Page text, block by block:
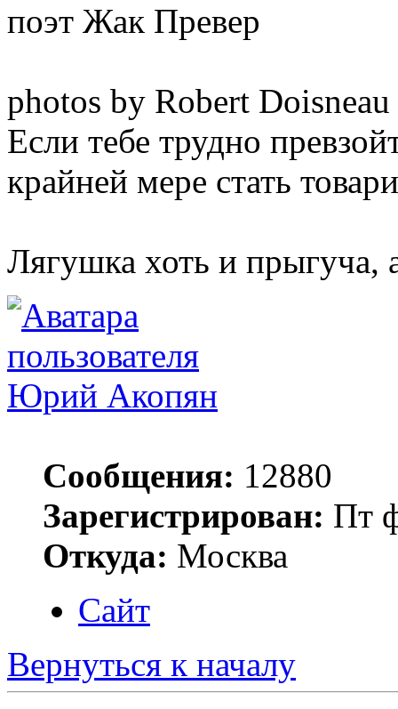
поэт Жак Превер
photos by Robert Doisneau
Если тебе трудно
крайней мере стать
Лягушка хоть и прыгуча,
Юрий Акопян
Сообщения: 12880
Зарегистрирован: Пт
Откуда: Москва
Сайт
Вернуться к началу